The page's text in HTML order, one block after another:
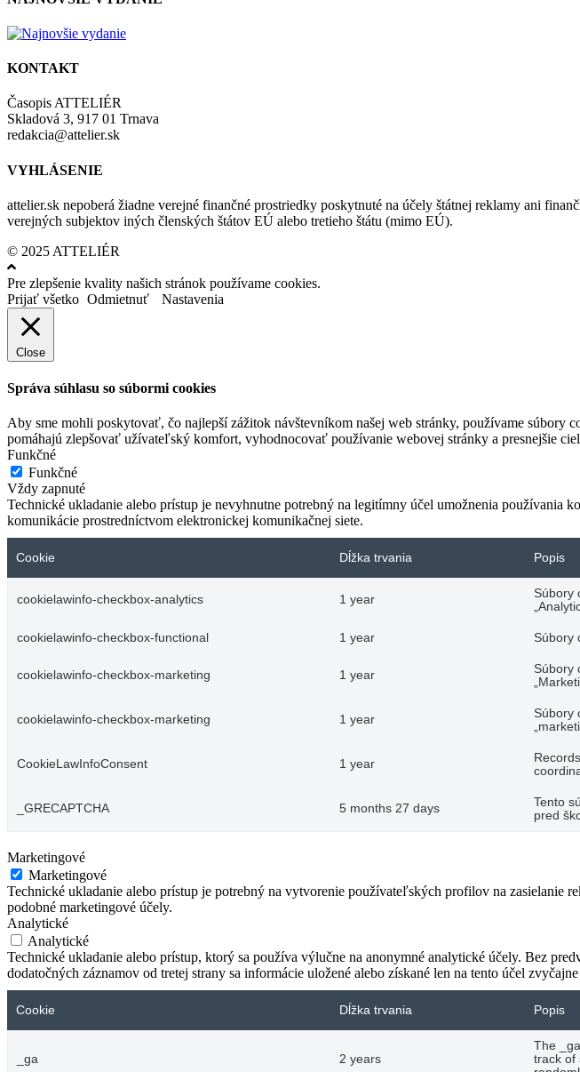
KONTAKT
Časopis ATTELIÉR
Skladová 3, 917 01 Trnava
redakcia@attelier.sk
VYHLÁSENIE
attelier.sk nepoberá žiadne verejné finančné prostriedky poskytnuté na účely štátnej reklamy ani
verejných subjektov iných členských štátov EÚ alebo tretieho štátu (mimo EÚ).
© 2025 ATTELIÉR
Pre zlepšenie kvality našich stránok používame cookies.
Prijať všetko Odmietnuť Nastavenia
Close
Správa súhlasu so súbormi cookies
Aby sme mohli poskytovať, čo najlepší zážitok návštevníkom našej web stránky, používame súbory
pomáhajú zlepšovať užívateľský komfort, vyhodnocovať používanie webovej stránky a presnejšie
Funkčné
Funkčné
Vždy zapnuté
Technické ukladanie alebo prístup je nevyhnutne potrebný na legitímny účel umožnenia používania
komunikácie prostredníctvom elektronickej komunikačnej siete.
Cookie Dĺžka trvania Popis
cookielawinfo-checkbox-analytics 1 year
Súbory
cookielawinfo-checkbox-functional 1 year Súbory
cookielawinfo-checkbox-marketing 1 year
Súbory
cookielawinfo-checkbox-marketing 1 year
Súbory
CookieLawInfoConsent 1 year
_GRECAPTCHA 5 months 27 days
Tento
pred
Marketingové
Marketingové
Technické ukladanie alebo prístup je potrebný na vytvorenie používateľských profilov na zasielanie
podobné marketingové účely.
Analytické
Analytické
Technické ukladanie alebo prístup, ktorý sa používa výlučne na anonymné analytické účely. Bez
dodatočných záznamov od tretej strany sa informácie uložené alebo získané len na tento účel
Cookie Dĺžka trvania Popis
_ga 2 years
The
track of